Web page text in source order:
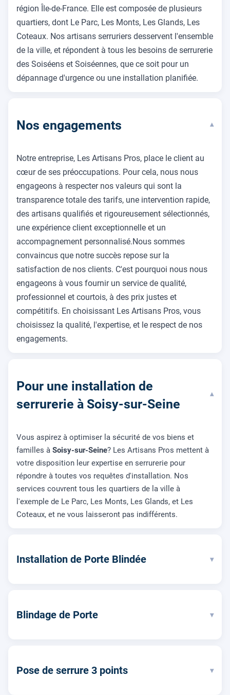
région Île-de-France. Elle est composée de plusieurs
quartiers, dont Le Parc, Les Monts, Les Glands, Les
Coteaux. Nos artisans serruriers desservent l'ensemble
de la ville, et répondent à tous les besoins de serrurerie
des Soiséens et Soiséennes, que ce soit pour un
dépannage d'urgence ou une installation planifiée.
Nos engagements ▾
Notre entreprise, Les Artisans Pros, place le client au
cœur de ses préoccupations. Pour cela, nous nous
engageons à respecter nos valeurs qui sont la
transparence totale des tarifs, une intervention rapide,
des artisans qualifiés et rigoureusement sélectionnés,
une expérience client exceptionnelle et un
accompagnement personnalisé.Nous sommes
convaincus que notre succès repose sur la
satisfaction de nos clients. C'est pourquoi nous nous
engageons à vous fournir un service de qualité,
professionnel et courtois, à des prix justes et
compétitifs. En choisissant Les Artisans Pros, vous
choisissez la qualité, l'expertise, et le respect de nos
engagements.
Pour une installation de
serrurerie à Soisy-sur-Seine
▾
Vous aspirez à optimiser la sécurité de vos biens et
familles à Soisy-sur-Seine? Les Artisans Pros mettent à
votre disposition leur expertise en serrurerie pour
répondre à toutes vos requêtes d'installation. Nos
services couvrent tous les quartiers de la ville à
l'exemple de Le Parc, Les Monts, Les Glands, et Les
Coteaux, et ne vous laisseront pas indifférents.
Installation de Porte Blindée ▾
Blindage de Porte ▾
Pose de serrure 3 points ▾